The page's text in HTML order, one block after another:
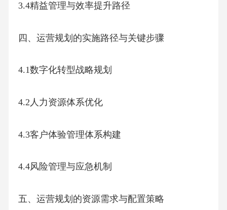
3.4精益管理与效率提升路径
四、运营规划的实施路径与关键步骤
4.1数字化转型战略规划
4.2人力资源体系优化
4.3客户体验管理体系构建
4.4风险管理与应急机制
五、运营规划的资源需求与配置策略